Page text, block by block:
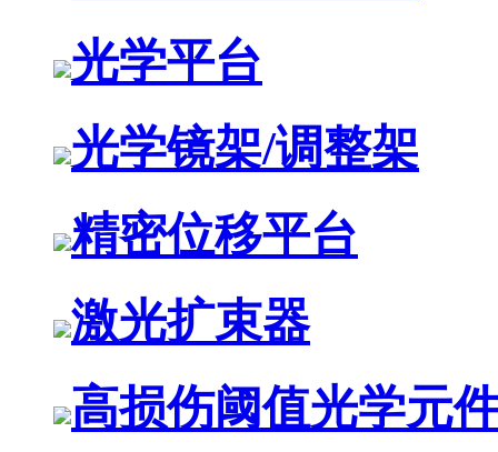
光学平台
光学镜架/调整架
精密位移平台
激光扩束器
高损伤阈值光学元